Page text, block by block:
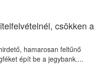
csökken a
hamarosan feltűnő
épít be a jegybank....